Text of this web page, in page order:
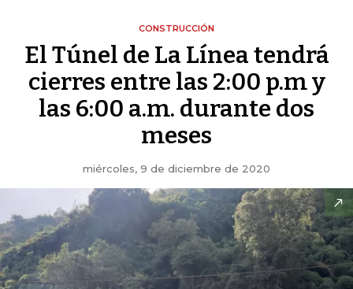
CONSTRUCCIÓN
El Túnel de La Línea tendrá
cierres entre las 2:00 p.m y
las 6:00 a.m. durante dos
meses
miércoles, 9 de diciembre de 2020